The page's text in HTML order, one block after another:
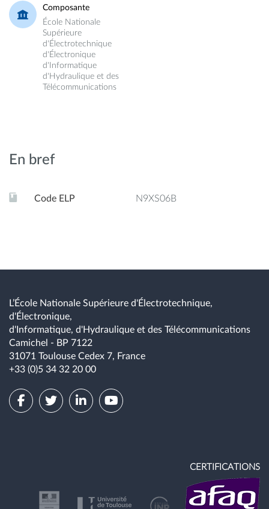
Composante
École Nationale
Supérieure
d'Électrotechnique
d'Électronique
d'Informatique
d'Hydraulique et des
Télécommunications
En bref
Code ELP N9XS06B
L’École Nationale Supérieure d'Électrotechnique,
d'Électronique,
d'Informatique, d'Hydraulique et des Télécommunications
Camichel - BP 7122
31071 Toulouse Cedex 7, France
+33 (0)5 34 32 20 00
CERTIFICATIONS